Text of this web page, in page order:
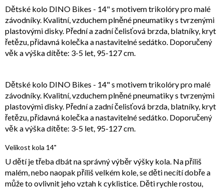
Dětské kolo DINO Bikes - 14" s motivem trikolóry pro malé
závodníky. Kvalitní, vzduchem plněné pneumatiky s tvrzenými
plastovými disky. Přední a zadní čelisťová brzda, blatníky, kryt
řetězu, přídavná kolečka a nastavitelné sedátko. Doporučený
věk a výška dítěte: 3-5 let, 95-127 cm.
Dětské kolo DINO Bikes - 14" s motivem trikolóry pro malé
závodníky. Kvalitní, vzduchem plněné pneumatiky s tvrzenými
plastovými disky. Přední a zadní čelisťová brzda, blatníky, kryt
řetězu, přídavná kolečka a nastavitelné sedátko. Doporučený
věk a výška dítěte: 3-5 let, 95-127 cm.
Velikost kola 14"
U dětí je třeba dbát na správný výběr výšky kola. Na příliš
malém, nebo naopak příliš velkém kole, se děti necítí dobře a
může to ovlivnit jeho vztah k cyklistice. Děti rychle rostou,